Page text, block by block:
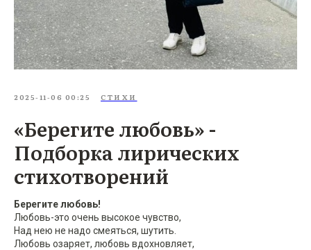
2025-11-06 00:25 СТИХИ
«Берегите любовь» -
Подборка лирических
стихотворений
Берегите любовь!
Любовь-это очень высокое чувство,
Над нею не надо смеяться, шутить.
Любовь озаряет, любовь вдохновляет,